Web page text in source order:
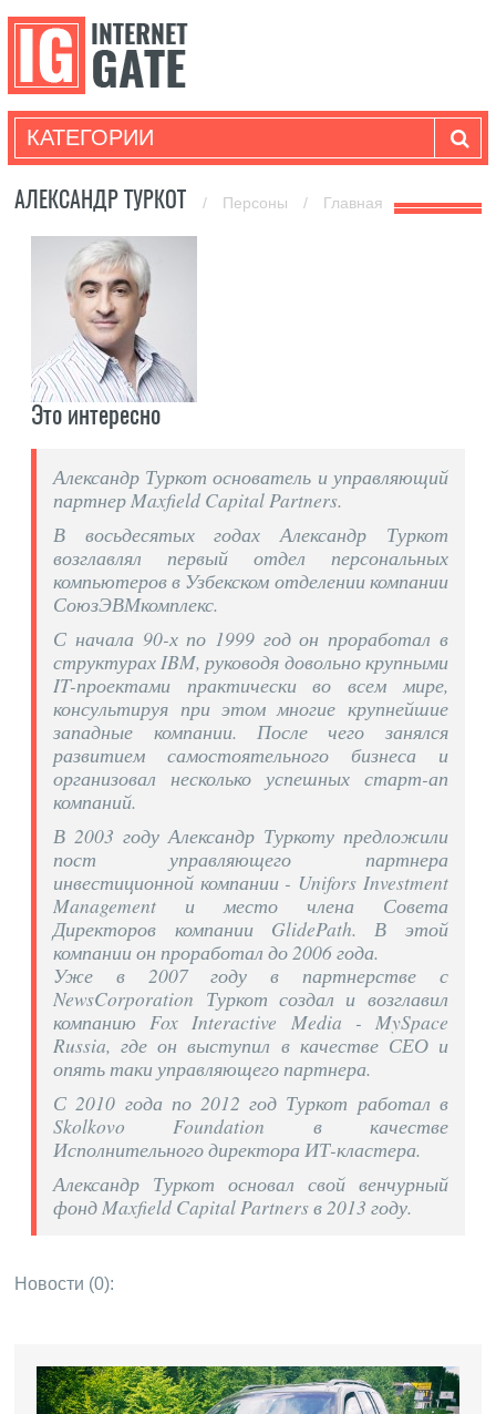
КАТЕГОРИИ
АЛЕКСАНДР ТУРКОТ / Персоны / Главная
Это интересно
Александр Туркот основатель и управляющий
партнер Maxfield Capital Partners.
В восьдесятых годах Александр Туркот
возглавлял первый отдел персональных
компьютеров в Узбекском отделении компании
СоюзЭВМкомплекс.
С начала 90-х по 1999 год он проработал в
структурах IBM, руководя довольно крупными
IT-проектами практически во всем мире,
консультируя при этом многие крупнейшие
западные компании. После чего занялся
развитием самостоятельного бизнеса и
организовал несколько успешных старт-ап
компаний.
В 2003 году Александр Туркоту предложили
пост управляющего партнера
инвестиционной компании - Unifors Investment
Management и место члена Совета
Директоров компании GlidePath. В этой
компании он проработал до 2006 года.
Уже в 2007 году в партнерстве с
NewsCorporation Туркот создал и возглавил
компанию Fox Interactive Media - MySpace
Russia, где он выступил в качестве СЕО и
опять таки управляющего партнера.
С 2010 года по 2012 год Туркот работал в
Skolkovo Foundation в качестве
Исполнительного директора ИТ-кластера.
Александр Туркот основал свой венчурный
фонд Maxfield Capital Partners в 2013 году.
Новости (0):